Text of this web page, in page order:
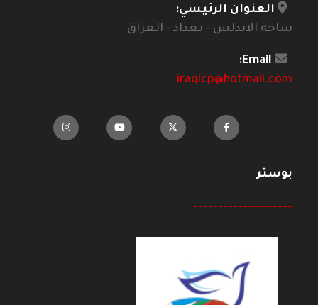
العنوان الرئيسي:
ساحة الاندلس - بغداد - العراق
Email:
iraqicp@hotmail.com
بوستر
--------------------